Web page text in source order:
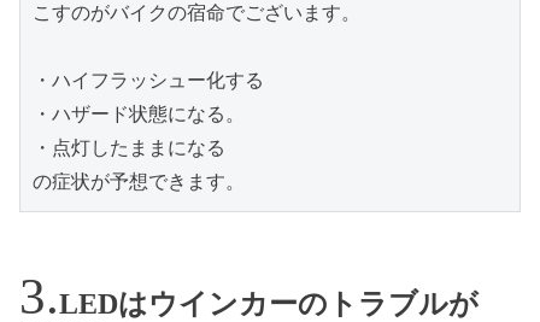
こすのがバイクの宿命でございます。
・ハイフラッシュー化する
・ハザード状態になる。
・点灯したままになる
の症状が予想できます。
LEDはウインカーのトラブルが